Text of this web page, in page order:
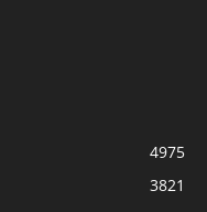
4975
3821